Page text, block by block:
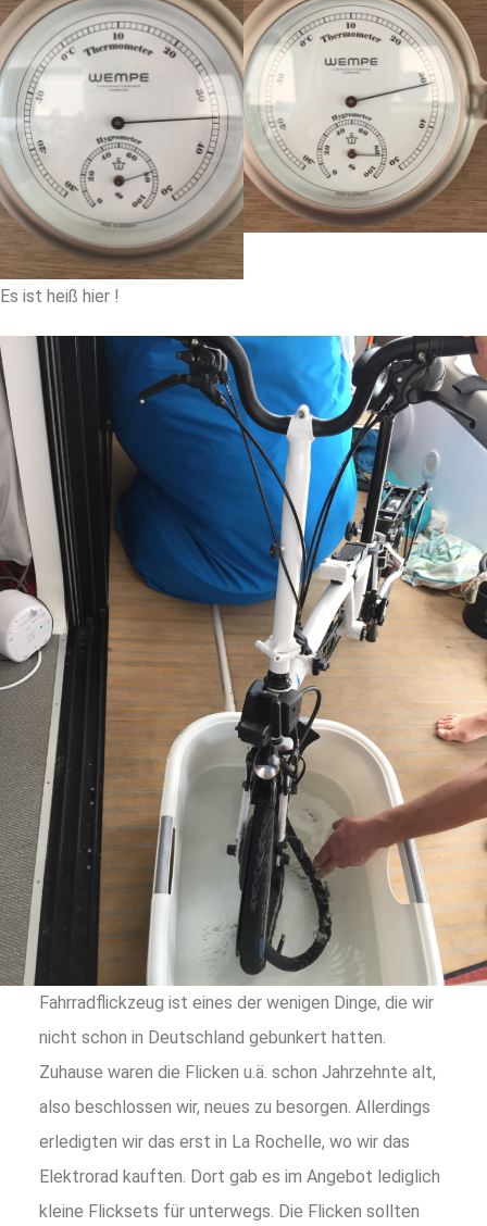
Es ist heiß hier !
Fahrradflickzeug ist eines der wenigen Dinge, die wir
nicht schon in Deutschland gebunkert hatten.
Zuhause waren die Flicken u.ä. schon Jahrzehnte alt,
also beschlossen wir, neues zu besorgen. Allerdings
erledigten wir das erst in La Rochelle, wo wir das
Elektrorad kauften. Dort gab es im Angebot lediglich
kleine Flicksets für unterwegs. Die Flicken sollten